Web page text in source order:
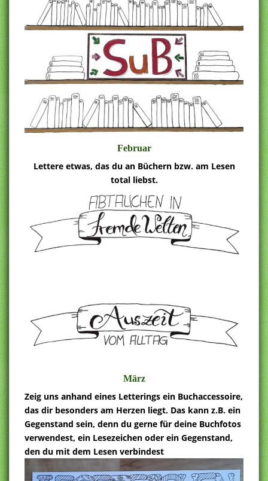
Februar
Lettere etwas, das du an Büchern bzw. am Lesen
total liebst.
März
Zeig uns anhand eines Letterings ein Buchaccessoire,
das dir besonders am Herzen liegt. Das kann z.B. ein
Gegenstand sein, denn du gerne für deine Buchfotos
verwendest, ein Lesezeichen oder ein Gegenstand,
den du mit dem Lesen verbindest